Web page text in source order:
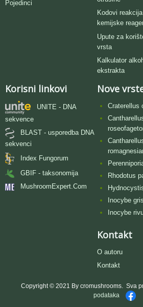
Pojedinci
Kodovi
kemijske
Upute za
vrsta
Kalkulator
ekstrakta
Korisni linkovi
UNITE - DNA
sekvence
BLAST - usporedba DNA
sekvenci
Index Fungorum
GBIF - taksonomija
MushroomExpert.Com
Nove
Craterellus
Rhodotus
Inocybe
Inocybe
Kontakt
O autoru
Kontakt
Copyright © 2021 By cromushrooms. Sva
podataka